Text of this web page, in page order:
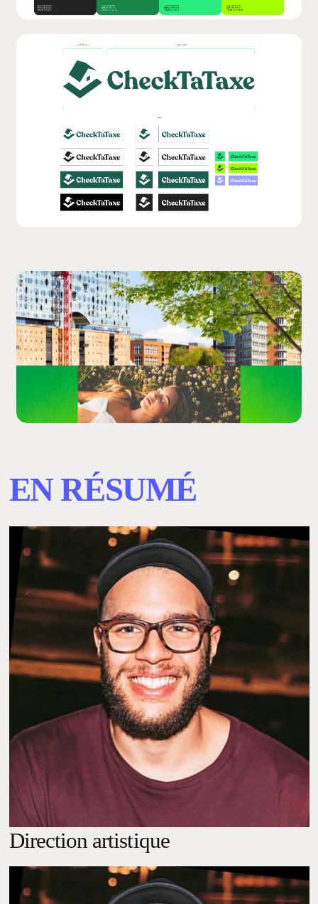
EN RÉSUMÉ
Direction artistique